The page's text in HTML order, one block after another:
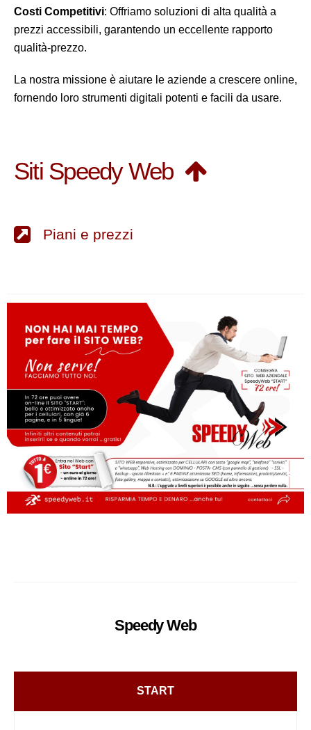
Costi Competitivi: Offriamo soluzioni di alta qualità a
prezzi accessibili, garantendo un eccellente rapporto
qualità-prezzo.
La nostra missione è aiutare le aziende a crescere online,
fornendo loro strumenti digitali potenti e facili da usare.
Siti Speedy Web
Piani e prezzi
SpeedyWeb
START